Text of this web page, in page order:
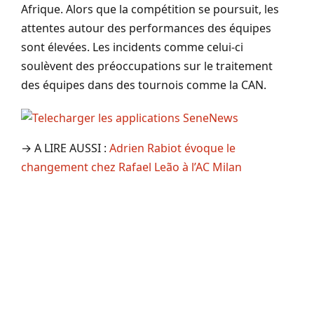
Afrique. Alors que la compétition se poursuit, les
attentes autour des performances des équipes
sont élevées. Les incidents comme celui-ci
soulèvent des préoccupations sur le traitement
des équipes dans des tournois comme la CAN.
→ A LIRE AUSSI : Adrien Rabiot évoque le
changement chez Rafael Leão à l’AC Milan